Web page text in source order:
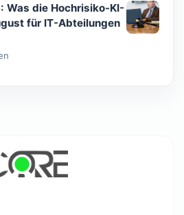
Was die Hochrisiko-KI-
für IT-Abteilungen